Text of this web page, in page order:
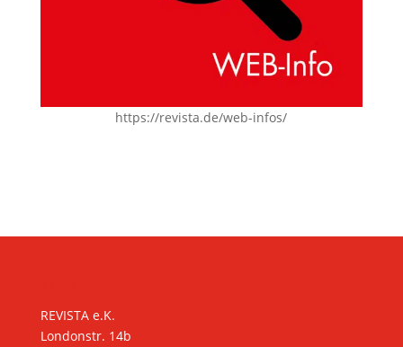
https://revista.de/web-infos/
REVISTA e.K.
Londonstr. 14b